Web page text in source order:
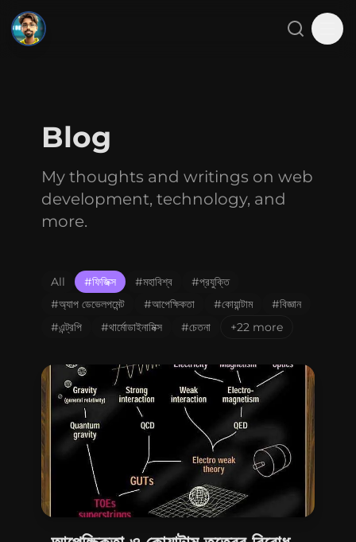
Search
About
Projects
Contact
Connect with me
GitHub Twitter
Blog
My thoughts and writings on web
development, technology, and
more.
All #ফিজিক্স #মহাবিশ্ব #প্রযুক্তি
#অ্যাপ ডেভেলপমেন্ট #আপেক্ষিকতা #কোয়ান্টাম #বিজ্ঞান
#এন্ট্রপি #থার্মোডাইনামিক্স #চেতনা +22 more